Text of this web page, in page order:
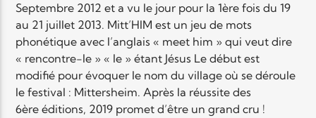
Elyon Rhema
Elyon Hits
Septembre 2012 et a vu le jour pour la 1ère fois du 19
au 21 juillet 2013. Mitt’HIM est un jeu de mots
phonétique avec l’anglais « meet him » qui veut dire
« rencontre-le » « le » étant Jésus Le début est
modifié pour évoquer le nom du village où se déroule
le festival : Mittersheim. Après la réussite des
6ère éditions, 2019 promet d’être un grand cru !